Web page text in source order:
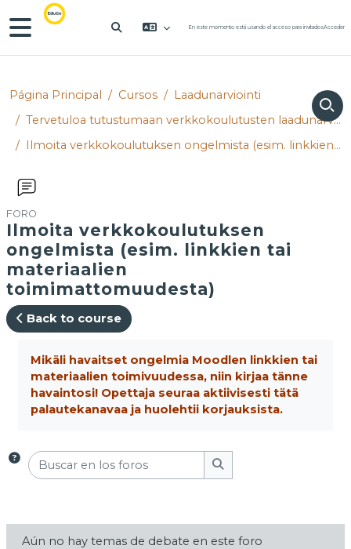
Salta al contenido principal
Panel lateral
SELECTOR DE BÚSQUEDA DE
En este momento está usando el acceso para invitadosAcceder
Página Principal Cursos
Laadunarviointi
Tervetuloa tutustumaan verkkokoulutusten laadunarviointikehikkoon!
Ilmoita verkkokoulutuksen ongelmista (esim. linkkien tai materiaalien toimimattomuudesta)
FORO
Ilmoita verkkokoulutuksen
ongelmista (esim. linkkien tai
materiaalien
toimimattomuudesta)
Back to course
Mikäli havaitset ongelmia Moodlen linkkien tai
materiaalien toimivuudessa, niin kirjaa tänne
havaintosi! Opettaja seuraa aktiivisesti tätä
palautekanavaa ja huolehtii korjauksista.
Buscar en los foros
Buscar en los foros
Aún no hay temas de debate en este foro